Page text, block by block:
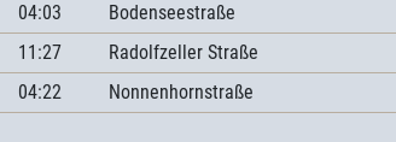
04:03 Bodenseestraße
11:27 Radolfzeller Straße
04:22 Nonnenhornstraße